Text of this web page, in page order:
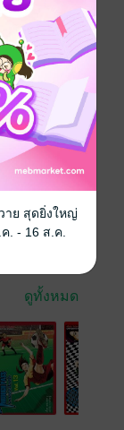
ยานฝันไทยลีก
pdf
มิถุนายน 2558
211 หน้า
ดูทั้งหมด
าย สุดยิ่งใหญ่
. - 16 ส.ค.